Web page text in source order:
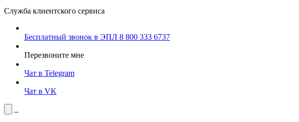
Служба клиентского сервиса
Бесплатный звонок в ЭПЛ 8 800 333 6737
Перезвоните мне
Чат в Telegram
Чат в VK